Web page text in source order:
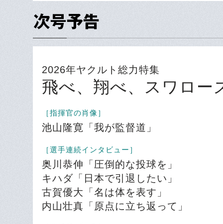
2026年ヤクルト総力特集
飛べ、翔べ、スワロー
［指揮官の肖像］
池山隆寛「我が監督道」
［選手連続インタビュー］
奥川恭伸「圧倒的な投球を」
キハダ「日本で引退したい」
古賀優大「名は体を表す」
内山壮真「原点に立ち返って」